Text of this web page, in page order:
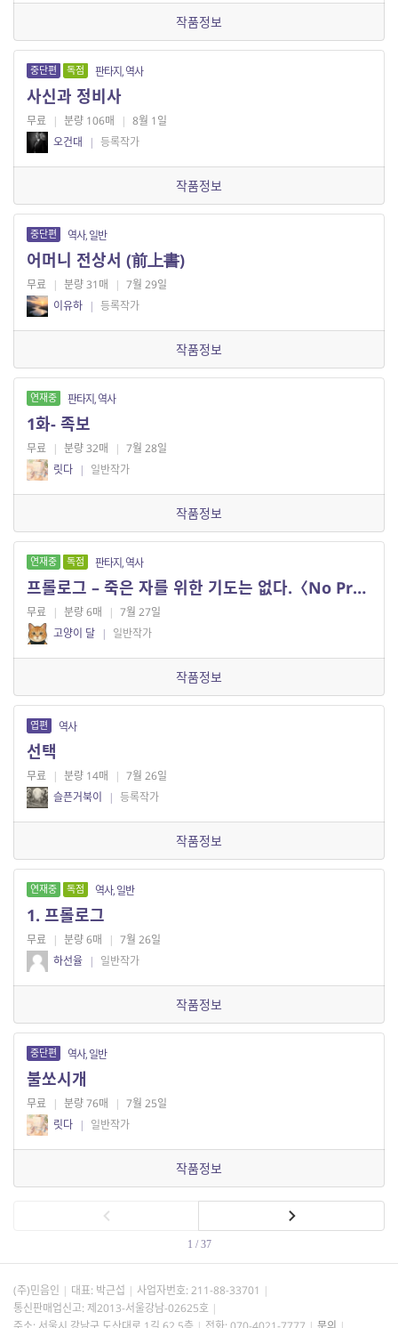
작품정보
중단편 독점 판타지, 역사
사신과 정비사
무료 | 분량 106매 | 8월 1일
오건대
| 등록작가
작품정보
중단편 역사, 일반
어머니 전상서 (前上書)
무료 | 분량 31매 | 7월 29일
이유하 | 등록작가
작품정보
연재중 판타지, 역사
1화- 족보
무료 | 분량 32매 | 7월 28일
릿다 | 일반작가
작품정보
연재중 독점 판타지, 역사
프롤로그 – 죽은 자를 위한 기도는 없다.〈No Prayer for the Dying〉
무료 | 분량 6매 | 7월 27일
고양이 달 | 일반작가
작품정보
엽편 역사
선택
무료 | 분량 14매 | 7월 26일
슬픈거북이
| 등록작가
작품정보
연재중 독점 역사, 일반
1. 프롤로그
무료 | 분량 6매 | 7월 26일
하선율 | 일반작가
작품정보
중단편 역사, 일반
불쏘시개
무료 | 분량 76매 | 7월 25일
릿다 | 일반작가
작품정보
1 / 37
(주)민음인 대표: 박근섭 사업자번호: 211-88-33701
통신판매업신고: 제2013-서울강남-02625호